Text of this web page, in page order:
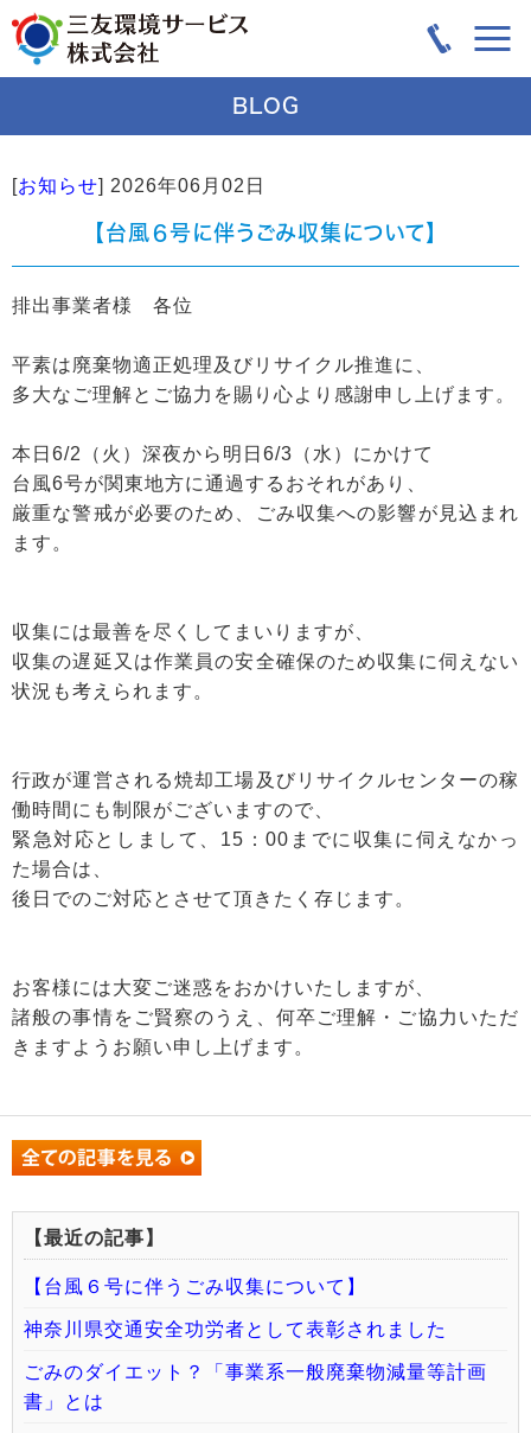
BLOG
[お知らせ] 2026年06月02日
【台風６号に伴うごみ収集について】
排出事業者様 各位
平素は廃棄物適正処理及びリサイクル推進に、
多大なご理解とご協力を賜り心より感謝申し上げます。
本日6/2（火）深夜から明日6/3（水）にかけて
台風6号が関東地方に通過するおそれがあり、
厳重な警戒が必要のため、ごみ収集への影響が見込まれ
ます。
収集には最善を尽くしてまいりますが、
収集の遅延又は作業員の安全確保のため収集に伺えない
状況も考えられます。
行政が運営される焼却工場及びリサイクルセンターの稼
働時間にも制限がございますので、
緊急対応としまして、15：00までに収集に伺えなかっ
た場合は、
後日でのご対応とさせて頂きたく存じます。
お客様には大変ご迷惑をおかけいたしますが、
諸般の事情をご賢察のうえ、何卒ご理解・ご協力いただ
きますようお願い申し上げます。
【最近の記事】
【台風６号に伴うごみ収集について】
神奈川県交通安全功労者として表彰されました
ごみのダイエット？「事業系一般廃棄物減量等計画
書」とは